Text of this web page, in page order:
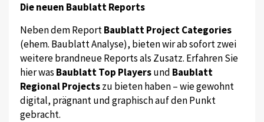
Die neuen Baublatt Reports
Neben dem ReportBaublatt Project Categories
(ehem. Baublatt Analyse), bieten wir ab sofort zwei
weitere brandneue Reports als Zusatz. Erfahren Sie
hier was Baublatt Top Playersund Baublatt
Regional Projectszu bieten haben – wie gewohnt
digital, prägnant und graphisch auf den Punkt
gebracht.